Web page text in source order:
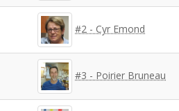
#2 - Cyr Emond
#3 - Poirier Bruneau